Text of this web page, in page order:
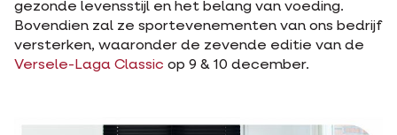
gezonde levensstijl en het belang van voeding.
Bovendien zal ze sportevenementen van ons bedrijf
versterken, waaronder de zevende editie van de
Versele-Laga Classic op 9 & 10 december.